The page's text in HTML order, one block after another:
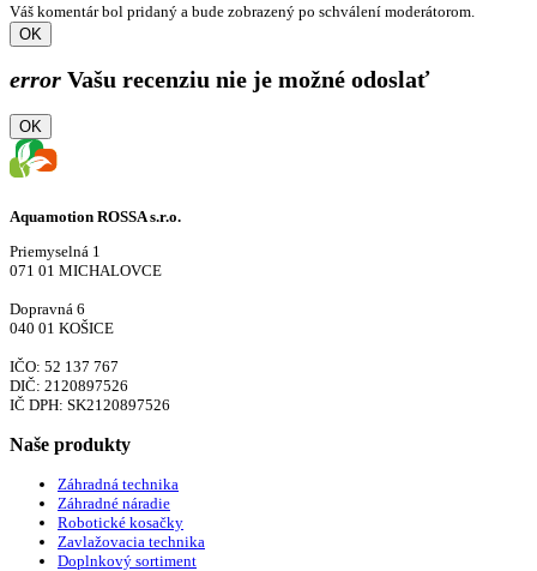
Váš komentár bol pridaný a bude zobrazený po schválení moderátorom.
OK
error Vašu recenziu nie je možné odoslať
OK
Aquamotion ROSSA s.r.o.
Priemyselná 1
071 01 MICHALOVCE
Dopravná 6
040 01 KOŠICE
IČO: 52 137 767
DIČ: 2120897526
IČ DPH: SK2120897526
Naše produkty
Záhradná technika
Záhradné náradie
Robotické kosačky
Zavlažovacia technika
Doplnkový sortiment